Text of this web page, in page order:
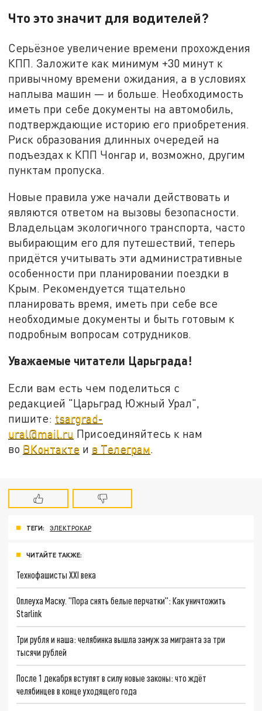
Что это значит для водителей?
Серьёзное увеличение времени прохождения
КПП. Заложите как минимум +30 минут к
привычному времени ожидания, а в условиях
наплыва машин — и больше. Необходимость
иметь при себе документы на автомобиль,
подтверждающие историю его приобретения.
Риск образования длинных очередей на
подъездах к КПП Чонгар и, возможно, другим
пунктам пропуска.
Новые правила уже начали действовать и
являются ответом на вызовы безопасности.
Владельцам экологичного транспорта, часто
выбирающим его для путешествий, теперь
придётся учитывать эти административные
особенности при планировании поездки в
Крым. Рекомендуется тщательно
планировать время, иметь при себе все
необходимые документы и быть готовым к
подробным вопросам сотрудников.
Уважаемые читатели Царьграда!
Если вам есть чем поделиться с
редакцией "Царьград Южный Урал",
пишите: tsargrad-
ural@mail.ru Присоединяйтесь к нам
во ВКонтакте и в Телеграм.
ТЕГИ: ЭЛЕКТРОКАР
ЧИТАЙТЕ ТАКЖЕ:
Технофашисты XXI века
Оплеуха Маску. "Пора снять белые перчатки": Как уничтожить
Starlink
Три рубля и наша: челябинка вышла замуж за мигранта за три
тысячи рублей
После 1 декабря вступят в силу новые законы: что ждёт
челябинцев в конце уходящего года